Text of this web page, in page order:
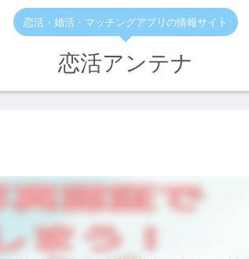
恋活・婚活・マッチングアプリの情報サイト
恋活アンテナ